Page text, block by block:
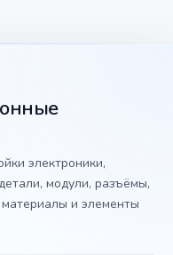
электроники,
модули, разъёмы,
и элементы